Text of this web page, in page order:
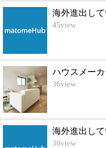
海外進出し
45view
ハウスメー
36view
海外進出し
30view